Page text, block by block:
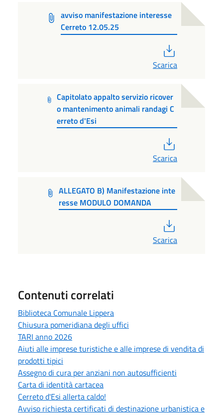
avviso manifestazione interesse
Cerreto 12.05.25
Scarica
Capitolato appalto servizio ricover
o mantenimento animali randagi C
erreto d'Esi
Scarica
ALLEGATO B) Manifestazione inte
resse MODULO DOMANDA
Scarica
Contenuti correlati
Biblioteca Comunale Lippera
Chiusura pomeridiana degli uffici
TARI anno 2026
Aiuti alle imprese turistiche e alle imprese di vendita di
prodotti tipici
Assegno di cura per anziani non autosufficienti
Carta di identità cartacea
Cerreto d'Esi allerta caldo!
Avviso richiesta certificati di destinazione urbanistica e